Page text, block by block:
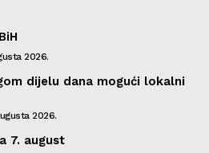
2026.
dijelu dana mogući lokalni
2026.
7. august